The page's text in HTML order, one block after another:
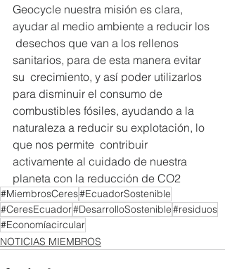
Geocycle nuestra misión es clara,
ayudar al medio ambiente a reducir los
desechos que van a los rellenos
sanitarios, para de esta manera evitar
su  crecimiento, y así poder utilizarlos
para disminuir el consumo de
combustibles fósiles, ayudando a la
naturaleza a reducir su explotación, lo
que nos permite  contribuir
activamente al cuidado de nuestra
planeta con la reducción de CO2
#MiembrosCeres#EcuadorSostenible
#CeresEcuador#DesarrolloSostenible#residuos
#Economíacircular
NOTICIAS MIEMBROS